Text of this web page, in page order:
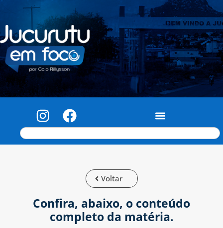
Voltar
Confira, abaixo, o conteúdo
completo da matéria.